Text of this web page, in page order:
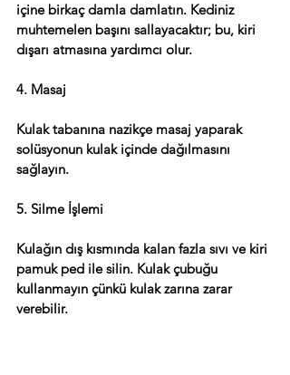
içine birkaç damla damlatın. Kediniz
muhtemelen başını sallayacaktır; bu, kiri
dışarı atmasına yardımcı olur.
4. Masaj
Kulak tabanına nazikçe masaj yaparak
solüsyonun kulak içinde dağılmasını
sağlayın.
5. Silme İşlemi
Kulağın dış kısmında kalan fazla sıvı ve kiri
pamuk ped ile silin. Kulak çubuğu
kullanmayın çünkü kulak zarına zarar
verebilir.